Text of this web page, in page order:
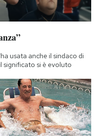
usata anche il sindaco di
significato si è evoluto